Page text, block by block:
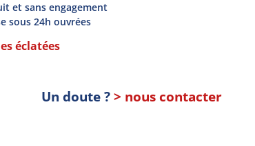
et sans engagement
sous 24h ouvrées
éclatées
Un doute ?> nous contacter